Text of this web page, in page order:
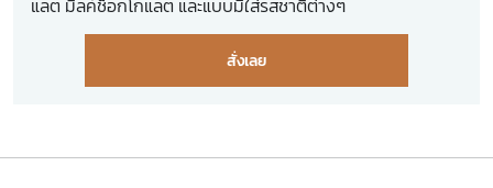
แลต มิลค์ช็อกโกแลต และแบบมีใส่รสชาติต่างๆ
สั่งเลย